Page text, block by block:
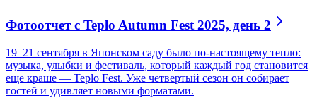
Фотоотчет с Teplo Autumn Fest 2025, день 2
19–21 сентября в Японском саду было по-настоящему тепло:
музыка, улыбки и фестиваль, который каждый год становится
еще краше — Teplo Fest. Уже четвертый сезон он собирает
гостей и удивляет новыми форматами.